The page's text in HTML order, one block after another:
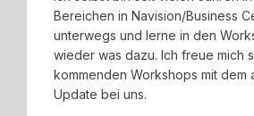
Bereichen in Navision/Business
unterwegs und lerne in den
wieder was dazu. Ich freue mich
kommenden Workshops mit dem
Update bei uns.